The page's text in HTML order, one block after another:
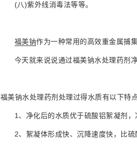
(八)紫外线消毒法等等。
福美钠作为一种常用的高效重金属捕
今天就来说说通过福美钠水处理药剂
福美钠水处理药剂处理过得水质有以下特点
1、净化后的水质优于硫酸铝絮凝剂
2、絮凝体形成快、沉降速度快，比硫
方法(1.5k)
2022-09-06 行业新闻